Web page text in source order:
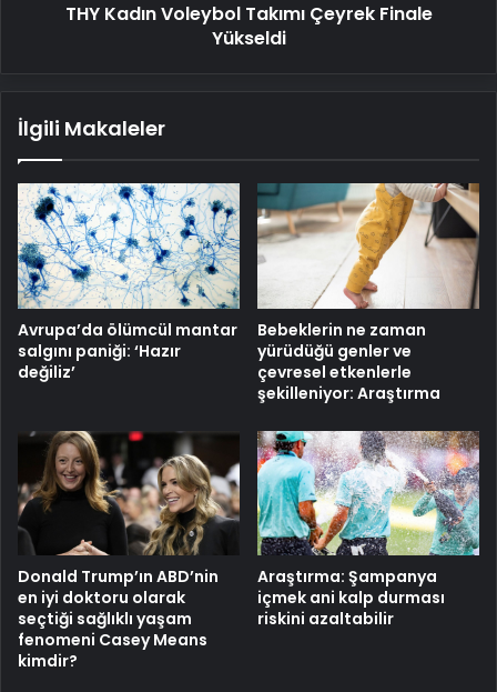
THY Kadın Voleybol Takımı Çeyrek Finale
Yükseldi
İlgili Makaleler
Avrupa’da ölümcül mantar
salgını paniği: ‘Hazır
değiliz’
Bebeklerin ne zaman
yürüdüğü genler ve
çevresel etkenlerle
şekilleniyor: Araştırma
Donald Trump’ın ABD’nin
en iyi doktoru olarak
seçtiği sağlıklı yaşam
fenomeni Casey Means
kimdir?
Araştırma: Şampanya
içmek ani kalp durması
riskini azaltabilir